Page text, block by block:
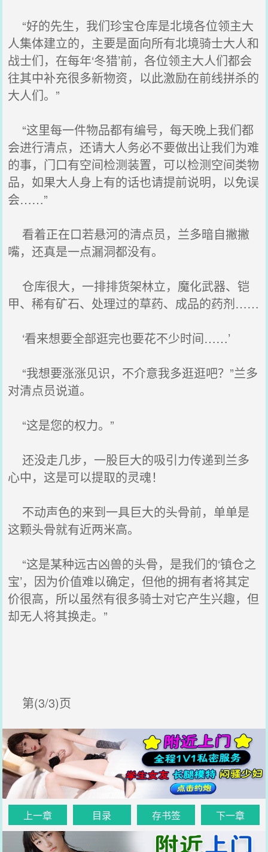
“好的先生，我们珍宝仓库是北境各位领主大
人集体建立的，主要是面向所有北境骑士大人和
战士们，在每年‘冬猎’前，各位领主大人们都会
往其中补充很多新物资，以此激励在前线拼杀的
大人们。”
“这里每一件物品都有编号，每天晚上我们都
会进行清点，还请大人务必不要做出让我们为难
的事，门口有空间检测装置，可以检测空间类物
品，如果大人身上有的话也请提前说明，以免误
会……”
看着正在口若悬河的清点员，兰多暗自撇撇
嘴，还真是一点漏洞都没有。
仓库很大，一排排货架林立，魔化武器、铠
甲、稀有矿石、处理过的草药、成品的药剂……
‘看来想要全部逛完也要花不少时间……’
“我想要涨涨见识，不介意我多逛逛吧？”兰多
对清点员说道。
“这是您的权力。”
还没走几步，一股巨大的吸引力传递到兰多
心中，这是可以提取的灵魂！
不动声色的来到一具巨大的头骨前，单单是
这颗头骨就有近两米高。
“这是某种远古凶兽的头骨，是我们的‘镇仓之
宝’，因为价值难以确定，但他的拥有者将其定
价很高，所以虽然有很多骑士对它产生兴趣，但
却无人将其换走。”
第(3/3)页
上一章 目录 存书签 下一章